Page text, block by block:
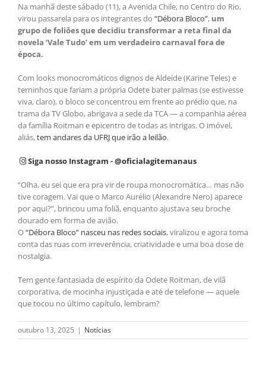
Na manhã deste sábado (11), a Avenida Chile, no Centro do Rio,
virou passarela para os integrantes do “Débora Bloco”, um
grupo de foliões que decidiu transformar a reta final da
novela ‘Vale Tudo’ em um verdadeiro carnaval fora de
época.
Com looks monocromáticosdignos de Aldeíde (Karine Teles) e
terninhos que fariam a própria Odete bater palmas (se estivesse
viva, claro), o bloco se concentrou em frente ao prédio que, na
trama da TV Globo, abrigava a sede da TCA — a companhia aérea
da família Roitman e epicentro de todas as intrigas. O imóvel,
aliás,tem andares da UFRJ que irão a leilão.
Siga nosso Instagram - @oficialagitemanaus
“Olha, eu sei que era pra vir de roupa monocromática… mas não
tive coragem. Vai que o Marco Aurélio (Alexandre Nero) aparece
por aqui?”, brincou uma foliã, enquanto ajustava seu broche
dourado em forma de avião.
O“Débora Bloco” nasceu nas redes sociais, viralizou e agora toma
conta das ruas com irreverência, criatividade e uma boa dose de
nostalgia.
Tem gente fantasiada de espírito da Odete Roitman, de vilã
corporativa, de mocinha injustiçada e até de telefone — aquele
que tocou no último capítulo, lembram?
outubro 13, 2025 | Notícias